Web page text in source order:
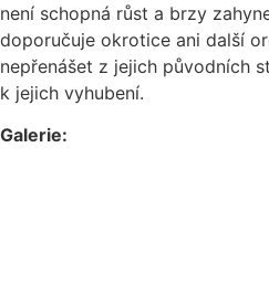
není schopná růst a brzy
doporučuje okrotice ani další
nepřenášet z jejich původních
k jejich vyhubení.
Galerie: